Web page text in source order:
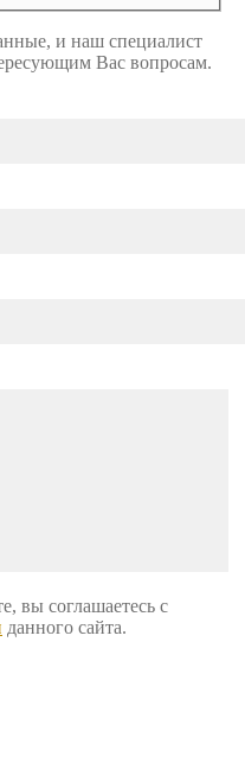
и наш специалист
Вас вопросам.
вы соглашаетесь с
данного сайта.